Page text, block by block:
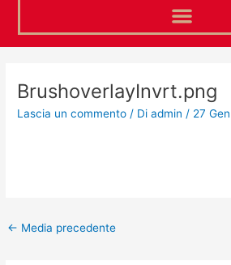
BrushoverlayInvrt.png
Lascia un commento / Diadmin/ 27
← Media precedente